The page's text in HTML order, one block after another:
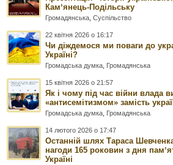
Камʼянець-Подільську
Громадянська ,Суспільство
22 квітня 2026 о 16:17
Чи діждемося ми поваги до
Україні?
Громадська думка Громадянська
15 квітня 2026 о 21:57
Як і чому під час війни влада
«антисемітизмом» замість
Громадська думка Громадянська
14 лютого 2026 о 17:47
Останній шлях Тараса
нагоди 165 роковин з дня
Україні